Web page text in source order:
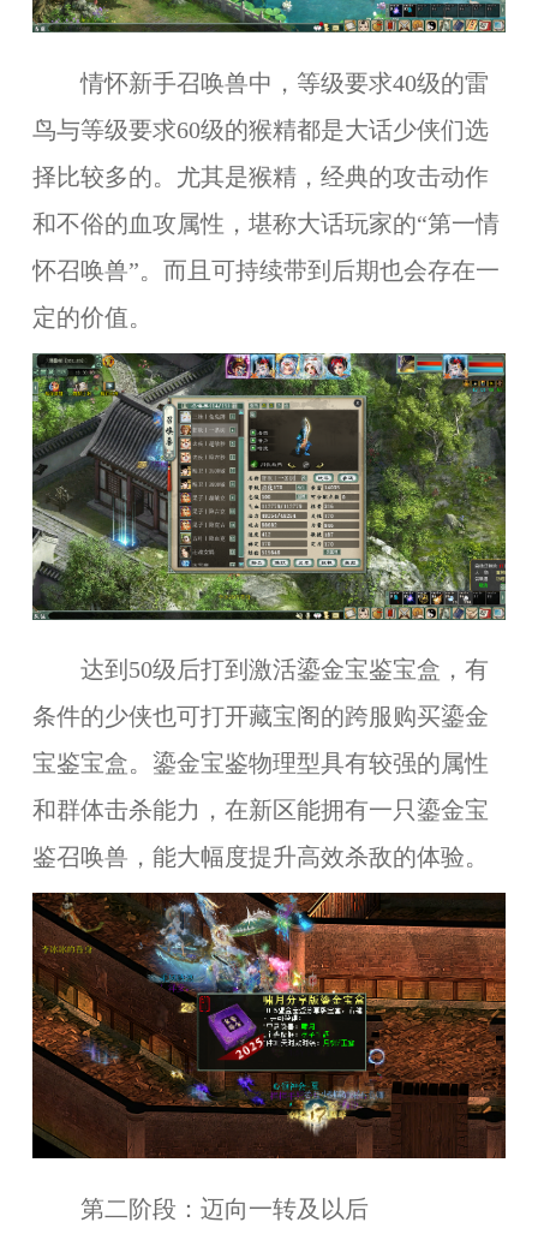
情怀新手召唤兽中，等级要求40级的雷
鸟与等级要求60级的猴精都是大话少侠们选
择比较多的。尤其是猴精，经典的攻击动作
和不俗的血攻属性，堪称大话玩家的“第一情
怀召唤兽”。而且可持续带到后期也会存在一
定的价值。
达到50级后打到激活鎏金宝鉴宝盒，有
条件的少侠也可打开藏宝阁的跨服购买鎏金
宝鉴宝盒。鎏金宝鉴物理型具有较强的属性
和群体击杀能力，在新区能拥有一只鎏金宝
鉴召唤兽，能大幅度提升高效杀敌的体验。
第二阶段：迈向一转及以后